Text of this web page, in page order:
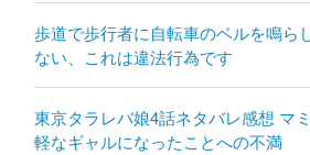
歩道で歩行者に自転車のベルを鳴ら
ない、これは違法行為です
東京タラレバ娘4話ネタバレ感想 マ
軽なギャルになったことへの不満